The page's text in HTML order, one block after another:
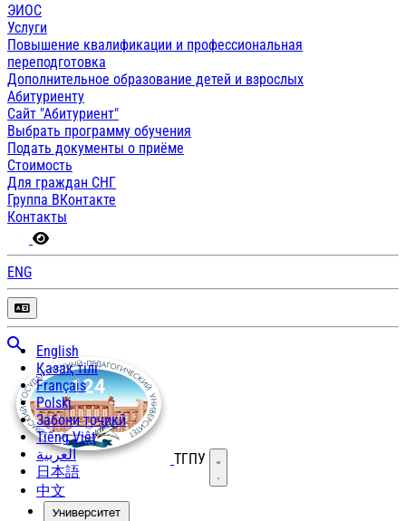
ЭИОС
Услуги
Повышение квалификации и профессиональная
переподготовка
Дополнительное образование детей и взрослых
Абитуриенту
Сайт "Абитуриент"
Выбрать программу обучения
Подать документы о приёме
Стоимость
Для граждан СНГ
Группа ВКонтакте
Контакты
ENG
English
Қазақ тілі
Français
Polski
Забони тоҷикӣ
Tiếng Việt
العربية
日本語
中文
ТГПУ Открыть меню
Университет